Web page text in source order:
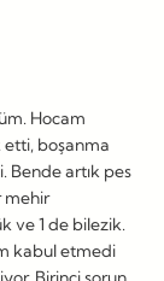
Hocam
boşanma
Bende artık pes
mehir
ve 1 de bilezik.
kabul etmedi